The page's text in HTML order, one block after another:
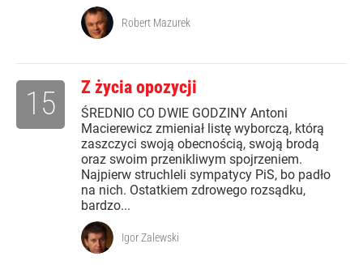
Robert Mazurek
Z życia opozycji
ŚREDNIO CO DWIE GODZINY Antoni
Macierewicz zmieniał listę wyborczą, którą
zaszczyci swoją obecnością, swoją brodą
oraz swoim przenikliwym spojrzeniem.
Najpierw struchleli sympatycy PiS, bo padło
na nich. Ostatkiem zdrowego rozsądku,
bardzo...
15
Igor Zalewski